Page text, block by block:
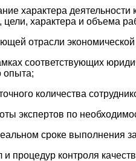
характера
цели, характера и объема
отрасли
соответствующих
опыта;
количества
экспертов по
сроке выполнения
процедур контроля